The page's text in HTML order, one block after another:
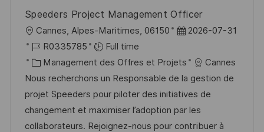
o
n
c
h
g
e
d
u
p
o
s
t
e
e
Speeders Project Management Officer
o
c
a
l
i
s
Cannes, Alpes-Maritimes, 06150
D
t
e
d
’
a
2026-07-31
R
é
f
é
r
e
R0335785
Full time
C
a
t
é
g
Management des Offres et Projets
Cannes
Nous recherchons un Responsable de la gestion de
projet Speeders pour piloter des initiatives de
changement et maximiser l’adoption par les
collaborateurs. Rejoignez-nous pour contribuer à